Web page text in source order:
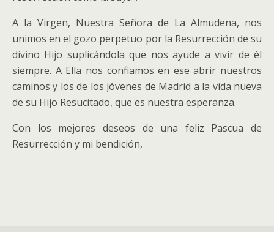
A la Virgen, Nuestra Señora de La Almudena, nos
unimos en el gozo perpetuo por la Resurrección de su
divino Hijo suplicándola que nos ayude a vivir de él
siempre. A Ella nos confiamos en ese abrir nuestros
caminos y los de los jóvenes de Madrid a la vida nueva
de su Hijo Resucitado, que es nuestra esperanza.
Con los mejores deseos de una feliz Pascua de
Resurrección y mi bendición,